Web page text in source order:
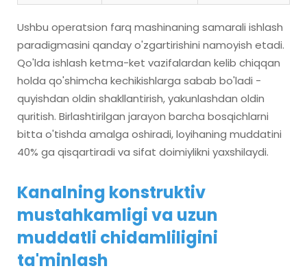
Ushbu operatsion farq mashinaning samarali ishlash
paradigmasini qanday o'zgartirishini namoyish etadi.
Qo'lda ishlash ketma-ket vazifalardan kelib chiqqan
holda qo'shimcha kechikishlarga sabab bo'ladi -
quyishdan oldin shakllantirish, yakunlashdan oldin
quritish. Birlashtirilgan jarayon barcha bosqichlarni
bitta o'tishda amalga oshiradi, loyihaning muddatini
40% ga qisqartiradi va sifat doimiylikni yaxshilaydi.
Kanalning konstruktiv
mustahkamligi va uzun
muddatli chidamliligini
ta'minlash